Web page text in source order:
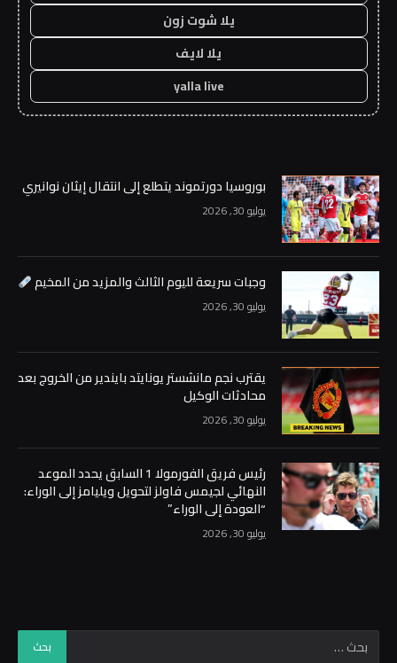
يلا شوت زون
يلا لايف
yalla live
بوروسيا دورتموند يتطلع إلى انتقال إيثان نوانيري
يوليو 30, 2026
وجبات سريعة لليوم الثالث والمزيد من المخيم
يوليو 30, 2026
يقترب نجم مانشستر يونايتد بايندير من الخروج بعد
محادثات الوكيل
يوليو 30, 2026
رئيس فريق الفورمولا 1 السابق يحدد الموعد
النهائي لجيمس فاولز لتحويل ويليامز إلى الوراء:
“العودة إلى الوراء”
يوليو 30, 2026